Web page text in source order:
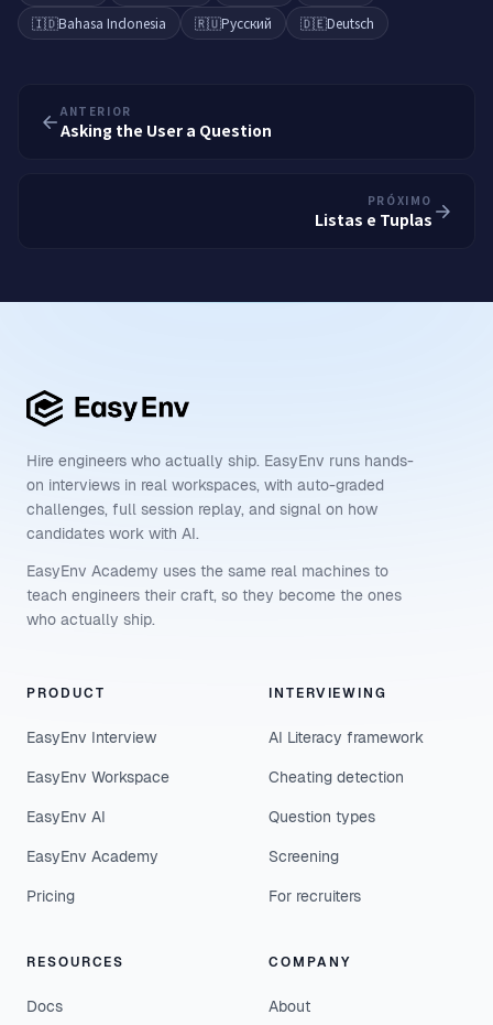
🇮🇩Bahasa Indonesia 🇷🇺Русский 🇩🇪Deutsch
ANTERIOR
Asking the User a Question
PRÓXIMO
Listas e Tuplas
Hire engineers who actually ship. EasyEnv runs hands-
on interviews in real workspaces, with auto-graded
challenges, full session replay, and signal on how
candidates work with AI.
EasyEnv Academy uses the same real machines to
teach engineers their craft, so they become the ones
who actually ship.
PRODUCT
EasyEnv Interview
EasyEnv Workspace
EasyEnv AI
EasyEnv Academy
Pricing
INTERVIEWING
AI Literacy framework
Cheating detection
Question types
Screening
For recruiters
RESOURCES
Docs
COMPANY
About